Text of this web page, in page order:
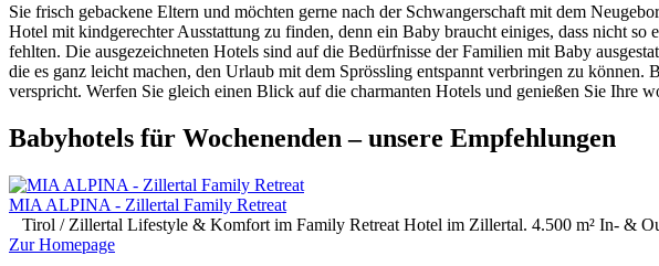
Sie frisch gebackene Eltern und möchten gerne nach der Schwangerschaft mit dem
Hotel mit kindgerechter Ausstattung zu finden, denn ein Baby braucht einiges, dass nicht
fehlten. Die ausgezeichneten Hotels sind auf die Bedürfnisse der Familien mit Baby
die es ganz leicht machen, den Urlaub mit dem Sprössling entspannt verbringen zu
verspricht. Werfen Sie gleich einen Blick auf die charmanten Hotels und genießen Sie Ihre
Babyhotels für Wochenenden – unsere Empfehlungen
MIA ALPINA - Zillertal Family Retreat
Tirol / Zillertal Lifestyle & Komfort im Family Retreat Hotel im Zillertal. 4.500 m² In- &
Zur Homepage